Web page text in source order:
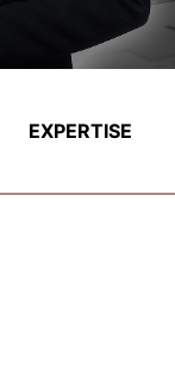
EXPERTISE